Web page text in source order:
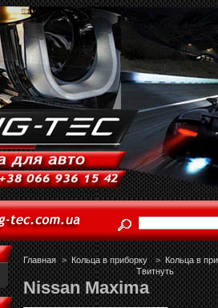
Главная > Кольца в приборку > Кольца в
Твитнуть
Nissan Maxima